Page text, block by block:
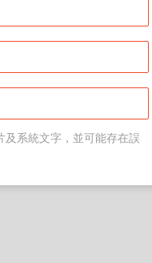
系統文字，並可能存在誤